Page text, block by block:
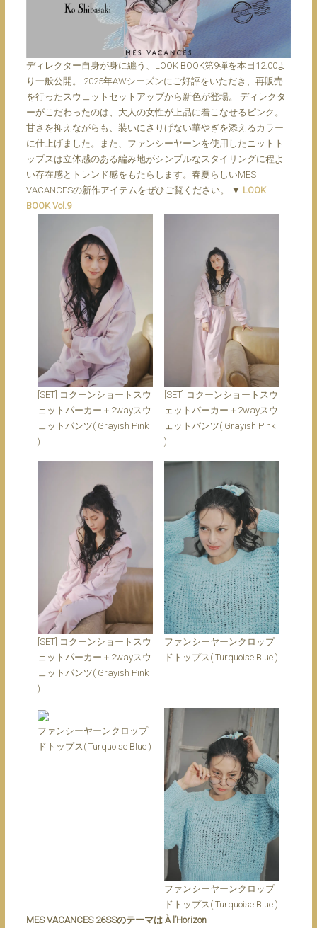
ディレクター自身が身に纏う、LOOK BOOK第9弾を本日12:00よ
り一般公開。 2025年AWシーズンにご好評をいただき、再販売
を行ったスウェットセットアップから新色が登場。 ディレクタ
ーがこだわったのは、大人の女性が上品に着こなせるピンク。
甘さを抑えながらも、装いにさりげない華やぎを添えるカラー
に仕上げました。また、ファンシーヤーンを使用したニットト
ップスは立体感のある編み地がシンプルなスタイリングに程よ
い存在感とトレンド感をもたらします。春夏らしいMES
VACANCESの新作アイテムをぜひご覧ください。
▼ LOOK
BOOK Vol.9
[SET] コクーンショートスウ
ェットパーカー＋2wayスウ
ェットパンツ( Grayish Pink
)
[SET] コクーンショートスウ
ェットパーカー＋2wayスウ
ェットパンツ( Grayish Pink
)
[SET] コクーンショートスウ
ェットパーカー＋2wayスウ
ェットパンツ( Grayish Pink
)
ファンシーヤーンクロップ
ドトップス( Turquoise Blue )
ファンシーヤーンクロップ
ドトップス( Turquoise Blue )
ファンシーヤーンクロップ
ドトップス( Turquoise Blue )
MES VACANCES 26SSのテーマは À l’Horizon